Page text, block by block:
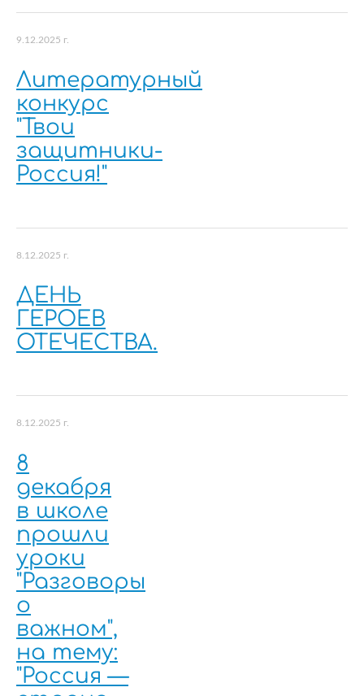
9.12.2025 г.
Литературный
конкурс
"Твои
защитники-
Россия!"
8.12.2025 г.
ДЕНЬ
ГЕРОЕВ
ОТЕЧЕСТВА.
8.12.2025 г.
8
декабря
в школе
прошли
уроки
"Разговоры
о
важном",
на тему:
"Россия —